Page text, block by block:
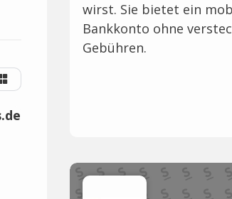
wirst. Sie bietet ein
Bankkonto ohne
Gebühren.